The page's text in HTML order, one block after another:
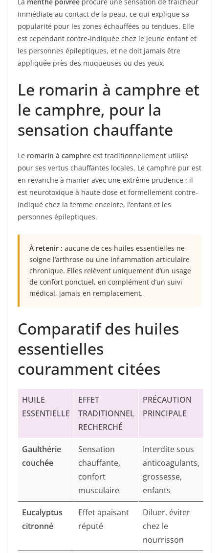
La menthe poivrée procure une sensation de fraîcheur
immédiate au contact de la peau, ce qui explique sa
popularité pour les zones échauffées ou tendues. Elle
est cependant contre-indiquée chez le jeune enfant et
les personnes épileptiques, et ne doit jamais être
appliquée près des muqueuses ou des yeux.
Le romarin à camphre et
le camphre, pour la
sensation chauffante
Le romarin à camphre est traditionnellement utilisé
pour ses vertus chauffantes locales. Le camphre pur est
en revanche à manier avec une extrême prudence : il
est neurotoxique à haute dose et formellement contre-
indiqué chez la femme enceinte, l’enfant et les
personnes épileptiques.
À retenir : aucune de ces huiles essentielles ne
soigne l’arthrose ou une inflammation articulaire
chronique. Elles relèvent uniquement d’un usage
de confort ponctuel, en complément d’un suivi
médical, jamais en remplacement.
Comparatif des huiles
essentielles
couramment citées
HUILE
ESSENTIELLE
EFFET
TRADITIONNEL
RECHERCHÉ
PRÉCAUTION
PRINCIPALE
Gaulthérie
couchée
Sensation
chauffante,
confort
musculaire
Interdite sous
anticoagulants,
grossesse,
enfants
Eucalyptus
citronné
Effet apaisant
réputé
Diluer, éviter
chez le
nourrisson